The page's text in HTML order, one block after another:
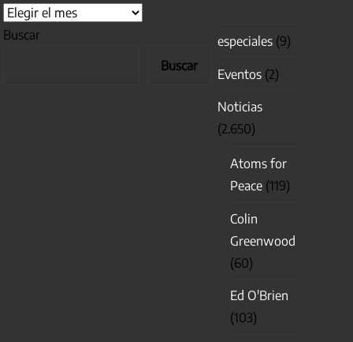
Buscar
Buscar
especiales (9)
Eventos (2)
Noticias
(2.650)
Atoms for
Peace (119)
Colin
Greenwood
(60)
Ed O'Brien
(103)